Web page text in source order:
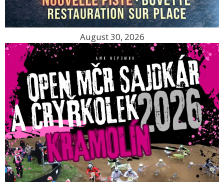
August 30, 2026